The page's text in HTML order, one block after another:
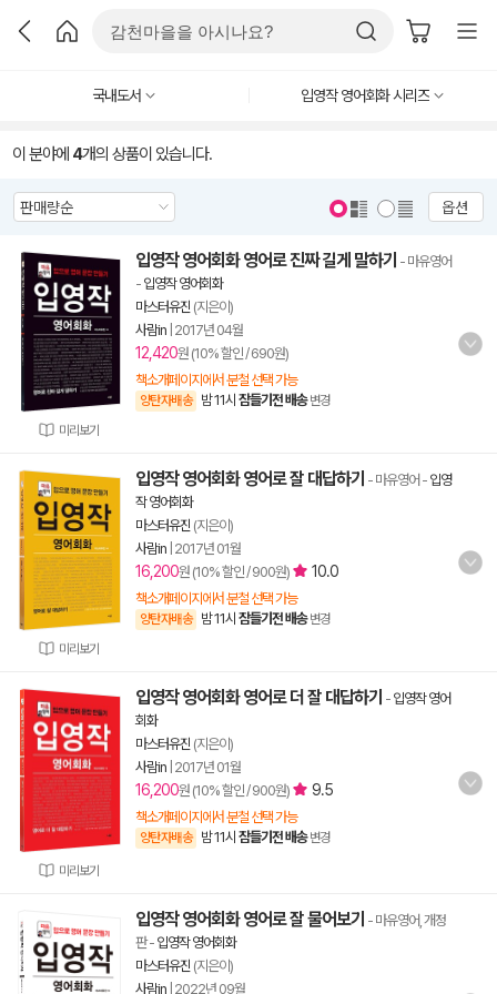
국내도서 입영작 영어회화 시리즈
이 분야에 4개의 상품이 있습니다.
옵션
미리보기
입영작 영어회화 영어로 진짜 길게 말하기 - 마유영어
- 입영작 영어회화
마스터유진 (지은이)
사람in 2017년 04월
12,420원 (10% 할인 / 690원)
책소개페이지에서 분철 선택 가능
양탄자배송 밤 11시 잠들기전 배송 변경
미리보기
입영작 영어회화 영어로 잘 대답하기 - 마유영어 - 입영
작 영어회화
마스터유진 (지은이)
사람in 2017년 01월
16,200원 (10% 할인 / 900원) 10.0
책소개페이지에서 분철 선택 가능
양탄자배송 밤 11시 잠들기전 배송 변경
미리보기
입영작 영어회화 영어로 더 잘 대답하기 - 입영작 영어
회화
마스터유진 (지은이)
사람in 2017년 01월
16,200원 (10% 할인 / 900원) 9.5
책소개페이지에서 분철 선택 가능
양탄자배송 밤 11시 잠들기전 배송 변경
입영작 영어회화 영어로 잘 물어보기 - 마유영어, 개정
판- 입영작 영어회화
마스터유진 (지은이)
사람in 2022년 09월